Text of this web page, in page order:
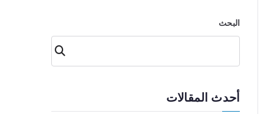
البحث
البحث
أحدث المقالات